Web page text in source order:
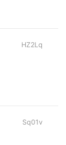
HZ2Lq
Sq01v